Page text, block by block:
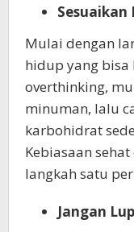
Mulai dengan
hidup yang bisa
overthinking,
minuman, lalu
karbohidrat
Kebiasaan
langkah satu
Jangan